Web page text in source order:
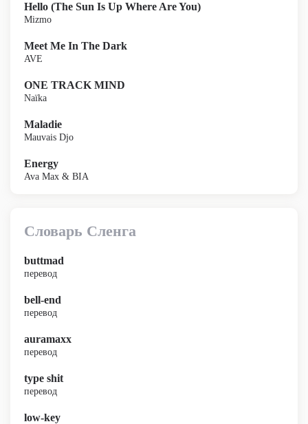
Hello (The Sun Is Up Where Are You)
Mizmo
Meet Me In The Dark
AVE
ONE TRACK MIND
Naïka
Maladie
Mauvais Djo
Energy
Ava Max & BIA
Словарь Сленга
buttmad
перевод
bell-end
перевод
auramaxx
перевод
type shit
перевод
low-key